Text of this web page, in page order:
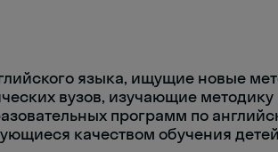
языка, ищущие новые
вузов, изучающие
программ по
качеством обучения